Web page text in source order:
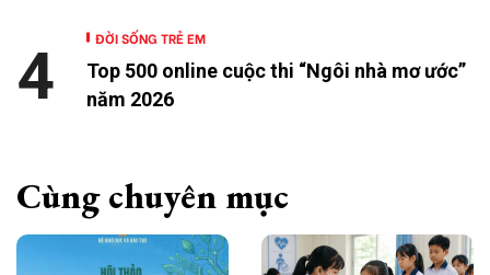
ĐỜI SỐNG TRẺ EM
Top 500 online cuộc thi “Ngôi nhà mơ ước”
năm 2026
4
Cùng chuyên mục